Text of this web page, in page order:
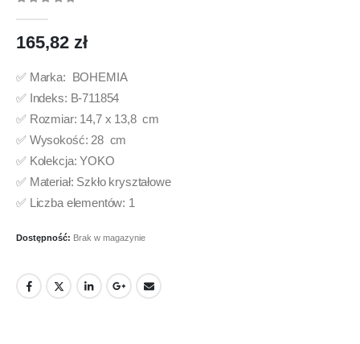
165,82 zł
✅ Marka: BOHEMIA
✅ Indeks: B-711854
✅ Rozmiar: 14,7 x 13,8 cm
✅ Wysokość: 28 cm
✅ Kolekcja: YOKO
✅ Materiał: Szkło kryształowe
✅ Liczba elementów: 1
Dostępność: Brak w magazynie